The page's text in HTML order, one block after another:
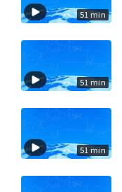
51 min
51 min
51 min